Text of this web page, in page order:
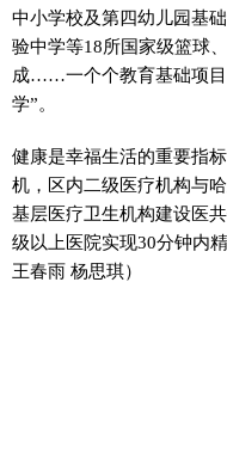
中小学校及第四幼儿园基
验中学等18所国家级篮球
成……一个个教育基础项目
学”。
健康是幸福生活的重要指
机，区内二级医疗机构与
基层医疗卫生机构建设医
级以上医院实现30分钟内
王春雨 杨思琪）